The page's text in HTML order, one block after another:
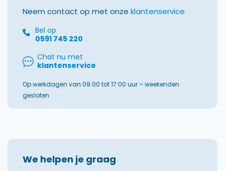
Neem contact op met onze klantenservice
Bel op
0591 745 220
Chat nu met
klantenservice
Op werkdagen van 09.00 tot 17:00 uur – weekenden
gesloten
We helpen je graag